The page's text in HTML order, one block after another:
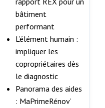
bâtiment
performant
L’élément humain :
impliquer les
copropriétaires dès
le diagnostic
Panorama des aides
: MaPrimeRénov’